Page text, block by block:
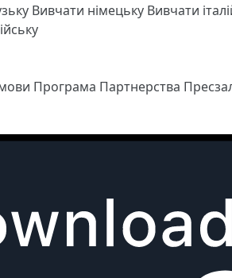
Вивчати німецьку Вивчати
Програма Партнерства